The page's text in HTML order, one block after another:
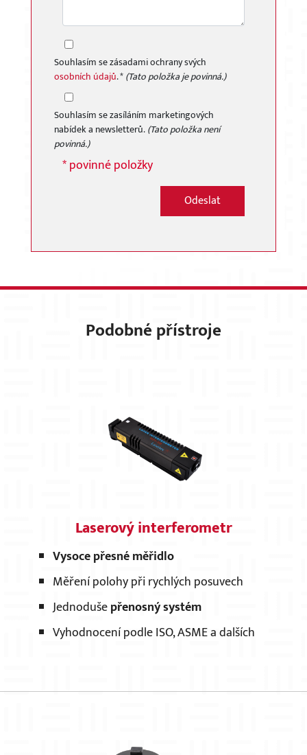
Souhlasím se zásadami ochrany svých
osobních údajů. *(Tato položka je povinná.)
Souhlasím se zasíláním marketingových
nabídek a newsletterů.(Tato položka není
povinná.)
* povinné položky
Odeslat
Podobné přístroje
Laserový interferometr
Vysoce přesné měřidlo
Měření polohy při rychlých posuvech
Jednodušepřenosný systém
Vyhodnocení podle ISO, ASME a dalších